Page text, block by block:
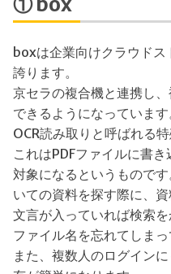
boxは企業向けクラウドス
誇ります。
京セラの複合機と連携し
できるようになっています
OCR読み取りと呼ばれる
これはPDFファイルに書
対象になるというもので
いての資料を探す際に、
文言が入っていれば検索を
ファイル名を忘れてしまっ
また、複数人のログイン